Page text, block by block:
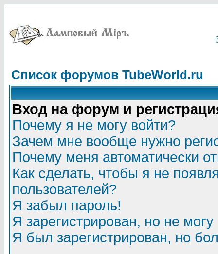
Список форумов TubeWorld.ru
Вход на форум и
Почему я не могу войти?
Зачем мне вообще нужно
Почему меня автоматически
Как сделать, чтобы я не
пользователей?
Я забыл пароль!
Я зарегистрирован, но не могу
Я был зарегистрирован, но